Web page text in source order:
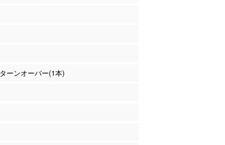
ーンオーバー(1本)